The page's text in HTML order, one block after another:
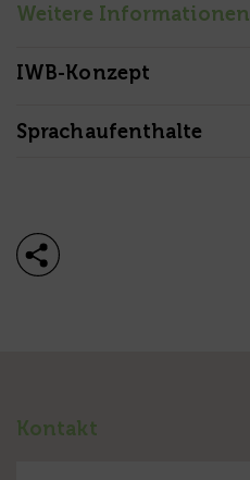
Weitere Informationen
IWB-Konzept
Sprachaufenthalte
Kontakt